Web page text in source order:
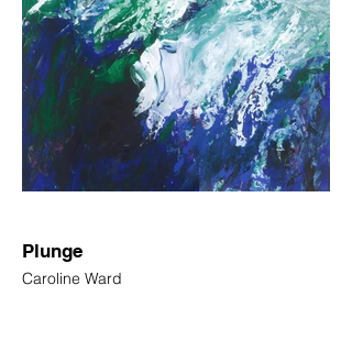
Plunge
Caroline Ward